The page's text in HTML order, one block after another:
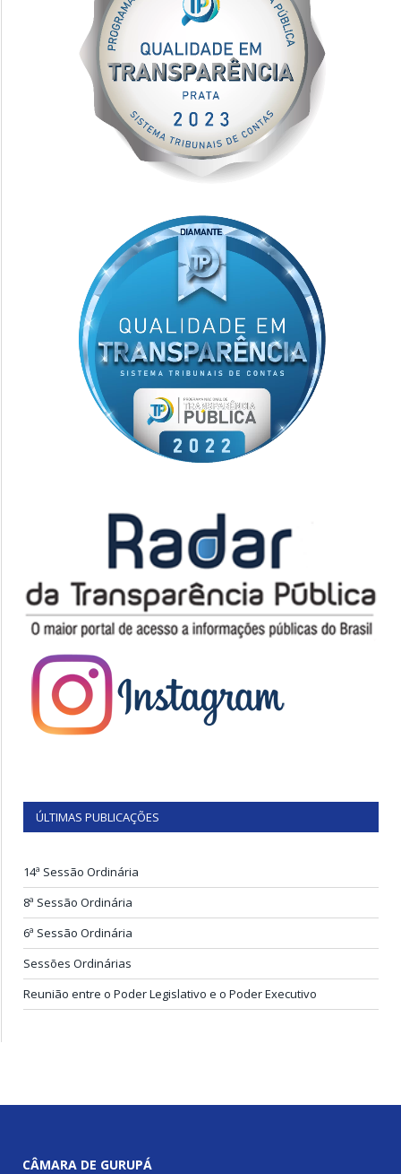
ÚLTIMAS PUBLICAÇÕES
14ª Sessão Ordinária
8ª Sessão Ordinária
6ª Sessão Ordinária
Sessões Ordinárias
Reunião entre o Poder Legislativo e o Poder Executivo
CÂMARA DE GURUPÁ